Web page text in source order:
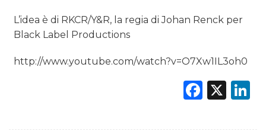
RADIO / AUDIO
TV
L’idea è di RKCR/Y&R, la regia di Johan Renck per
Black Label Productions
http://www.youtube.com/watch?v=O7Xw1IL3oh0
X